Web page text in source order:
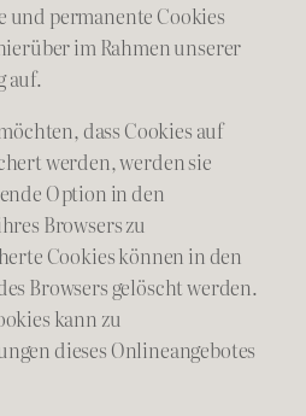
permanente Cookies
im Rahmen unserer
auf.
dass Cookies auf
werden, werden sie
Option in den
Browsers zu
Cookies können in den
Browsers gelöscht werden.
kann zu
dieses Onlineangebotes